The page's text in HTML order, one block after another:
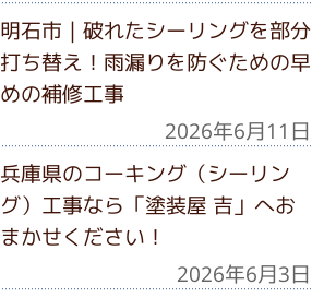
明石市｜破れたシーリングを部分
打ち替え！雨漏りを防ぐための早
めの補修工事
2026年6月11日
兵庫県のコーキング（シーリン
グ）工事なら「塗装屋 吉」へお
まかせください！
2026年6月3日